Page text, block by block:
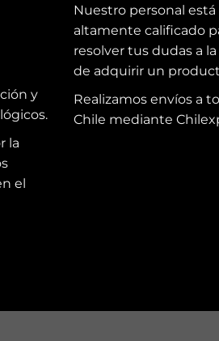
y
la
el
Nuestro personal está
altamente calificado
resolver tus dudas a la
de adquirir un
Realizamos envíos a
Chile mediante